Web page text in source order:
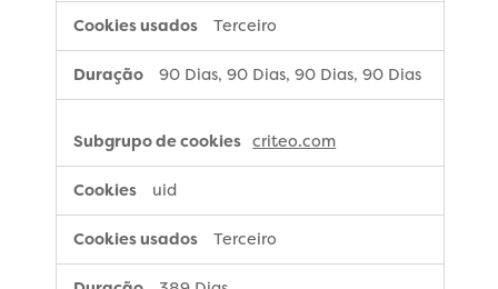
Terceiro
90 Dias, 90 Dias, 90 Dias, 90 Dias
criteo.com
uid
Terceiro